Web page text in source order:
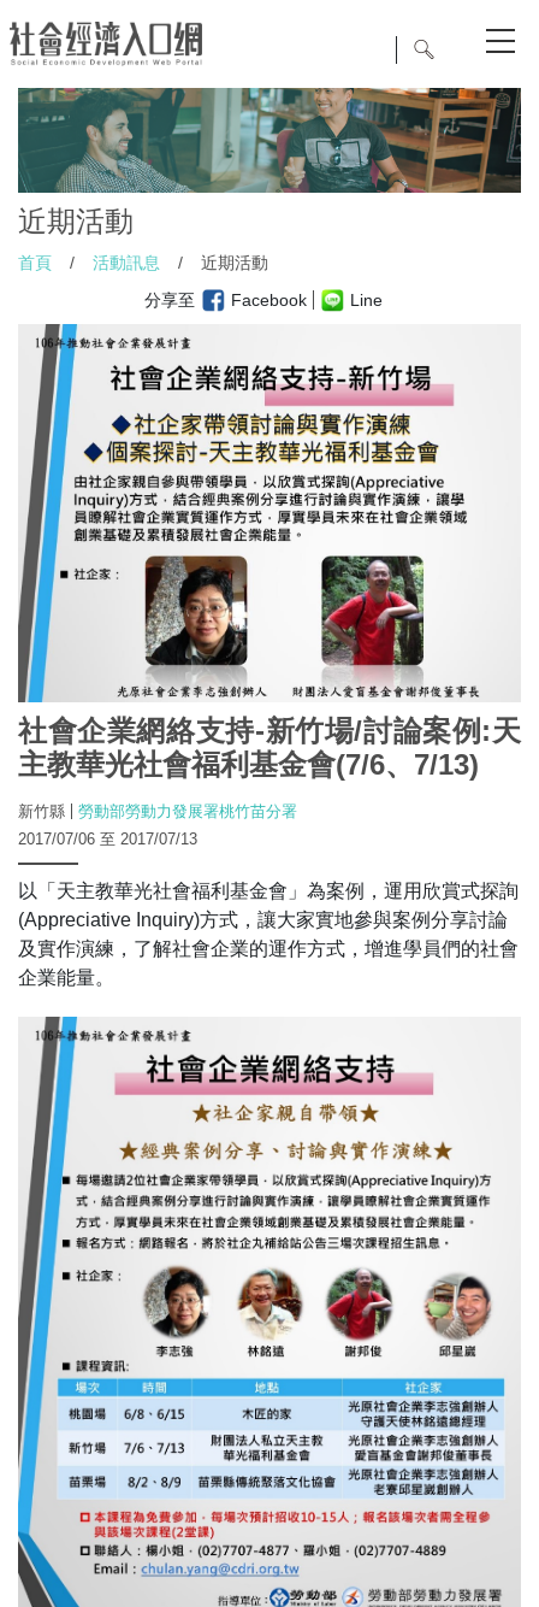
近期活動
首頁 / 活動訊息 /
近期活動
分享至
Facebook Line
社會企業網絡支持-新竹場/討論案例:天
主教華光社會福利基金會(7/6、7/13)
新竹縣
勞動部勞動力發展署桃竹苗分署
2017/07/06 至 2017/07/13
以「天主教華光社會福利基金會」為案例，運用欣賞式探詢
(Appreciative Inquiry)方式，讓大家實地參與案例分享討論
及實作演練，了解社會企業的運作方式，增進學員們的社會
企業能量。